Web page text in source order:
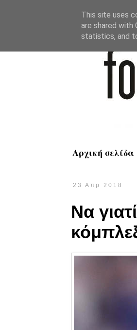
Αρχική σελίδα
23 Απρ 2018
Να
This site uses
are shared with
statistics, and